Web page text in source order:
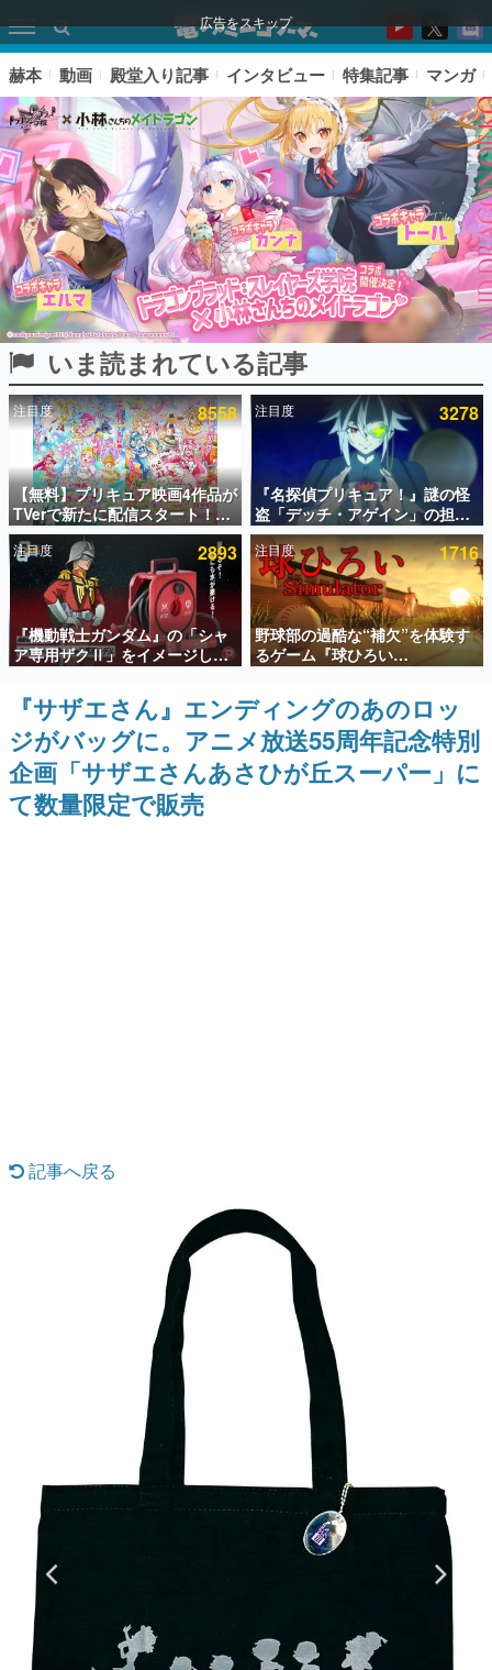
広告をスキップ
ピックアップ
電ファミのいま読まれている記事ランキング
アプリセール情報
インタビュー
連載・特集一覧
殿堂入り記事
SNS拡散数が数千以上！ ページビュー数万以上！ などな
ど。多くの人々に読まれた、電ファミ渾身の“殿堂入り”記
事をまとめました。
ゲームの企画書
名作ゲームクリエイターの方々に製作時のエピソードをお
聞きし、ヒットする企画（ゲーム）とは何か？を探ってい
きます。
赫本
この物語を解いてはいけない。『赫本』は、〈試験問題〉
なんでゲームは面白い？
ゲーム開発者・hamatsu氏がゲームの魅力を画面や操作の
具体的な形から解き明かしていく、硬派で骨太な評論連載
ゲームが変えた日本語
「経験値」「裏技」「ラスボス」… ゲームにまつわる言葉
の起源や用法の変遷を、コンピューター文化史研究家・タ
イニーP氏が徹底調査。
カテゴリ
マンガ
女性向け
その他
赫本 動画 殿堂入り記事 インタビュー 特集記事 マンガ
いま読まれている記事
注目度 8558
【無料】プリキュア映画4作品が
TVerで新たに配信スタート！な
んと2018年～2024年の映画ほぼ
すべてが見放題に、ぶっちゃけ
ありえないラインナップ
注目度 3278
『名探偵プリキュア！』謎の怪
盗「デッチ・アゲイン」の担当
キャストは天﨑滉平さんと判
明。『Re:ゼロから始める異世
界生活』オットー役、『ヒプノ
シスマイク』山田三郎役など
注目度 2893
『機動戦士ガンダム』の「シャ
ア専用ザクⅡ」をイメージした
散水ホースリールが予約開始。
本体にはシャアのパーソナルマ
ークやジオン公国軍のエンブレ
ム、型式番号などを配置
注目度 1716
野球部の過酷な“補欠”を体験す
るゲーム『球ひろい
Simulator』が「1件」のウィッ
シュリストをもとにチェコ語に
対応しSNSで話題に。『キング
ダム・カム』開発元やチェコの
プロ野球選手から称賛の声
『サザエさん』エンディングのあのロッ
ジがバッグに。アニメ放送55周年記念特別
企画「サザエさんあさひが丘スーパー」に
て数量限定で販売
記事へ戻る